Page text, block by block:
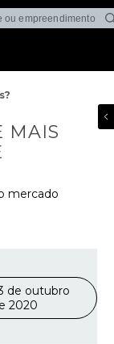
MAIS
mercado
de outubro
2020